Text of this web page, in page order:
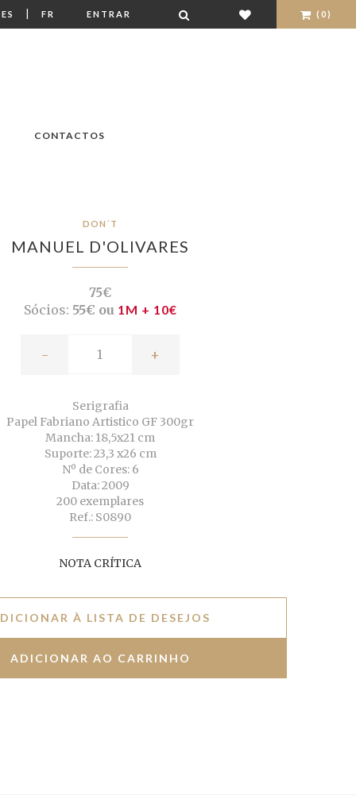
ES | FR ENTRAR (0)
CONTACTOS
DON´T
MANUEL D'OLIVARES
75€
Sócios: 55€ ou 1M + 10€
- +
Serigrafia
Papel Fabriano Artistico GF 300gr
Mancha: 18,5x21 cm
Suporte: 23,3 x26 cm
Nº de Cores: 6
Data: 2009
200 exemplares
Ref.: S0890
NOTA CRÍTICA
À LISTA DE DESEJOS